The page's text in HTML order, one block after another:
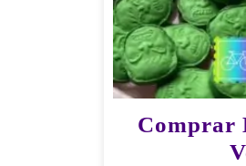
Comprar